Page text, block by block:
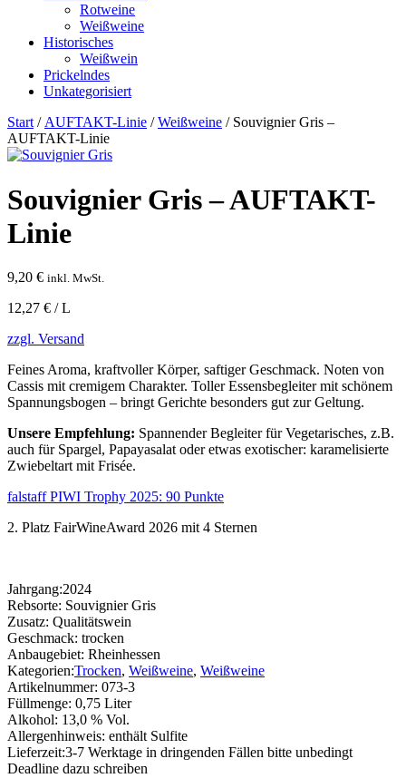
Rotweine
Weißweine
Historisches
Weißwein
Prickelndes
Unkategorisiert
Start/AUFTAKT-Linie /Weißweine / Souvignier Gris –
AUFTAKT-Linie
Souvignier Gris – AUFTAKT-
Linie
9,20 € inkl. MwSt.
12,27 € / L
zzgl. Versand
Feines Aroma, kraftvoller Körper, saftiger Geschmack. Noten von
Cassis mit cremigem Charakter. Toller Essensbegleiter mit schönem
Spannungsbogen – bringt Gerichte besonders gut zur Geltung.
Unsere Empfehlung: Spannender Begleiter für Vegetarisches, z.B.
auch für Spargel, Papayasalat oder etwas exotischer: karamelisierte
Zwiebeltart mit Frisée.
falstaff PIWI Trophy 2025: 90 Punkte
2. Platz FairWineAward 2026 mit 4 Sternen
Jahrgang:2024
Rebsorte: Souvignier Gris
Zusatz: Qualitätswein
Geschmack: trocken
Anbaugebiet: Rheinhessen
Kategorien:Trocken, Weißweine, Weißweine
Artikelnummer: 073-3
Füllmenge: 0,75 Liter
Alkohol: 13,0 % Vol.
Allergenhinweis: enthält Sulfite
Lieferzeit:3-7 Werktage in dringenden Fällen bitte unbedingt
Deadline dazu schreiben